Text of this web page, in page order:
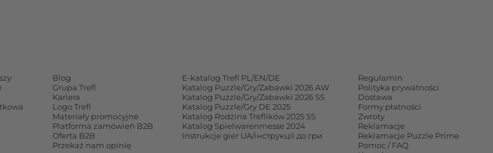
Blog
Grupa Trefl
Kariera
Logo Trefl
Materiały promocyjne
Platforma zamówień B2B
Oferta B2B
Przekaż nam opinię
E-katalog Trefl PL/EN/DE
Katalog Puzzle/Gry/Zabawki 2026 AW
Katalog Puzzle/Gry/Zabawki 2026 SS
Katalog Puzzle/Gry DE 2025
Katalog Rodzina Treflików 2025 SS
Katalog Spielwarenmesse 2024
Instrukcje gier UA/інструкції до гри
Regulamin
Polityka prywatności
Dostawa
Formy płatności
Zwroty
Reklamacje
Reklamacje Puzzle Prime
Pomoc / FAQ